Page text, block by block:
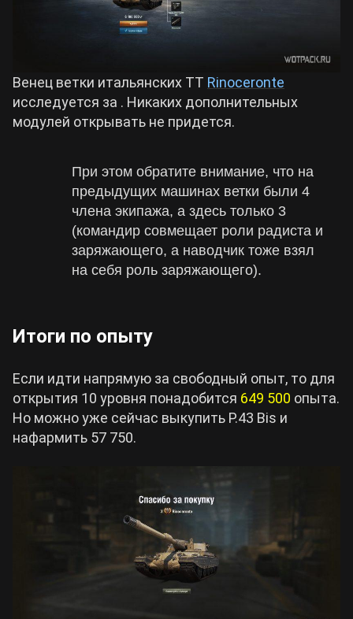
Венец ветки итальянских ТТ Rinoceronte
исследуется за . Никаких дополнительных
модулей открывать не придется.
При этом обратите внимание, что на
предыдущих машинах ветки были 4
члена экипажа, а здесь только 3
(командир совмещает роли радиста и
заряжающего, а наводчик тоже взял
на себя роль заряжающего).
Итоги по опыту
Если идти напрямую за свободный опыт, то для
открытия 10 уровня понадобится 649 500 опыта.
Но можно уже сейчас выкупить P.43 Bis и
нафармить 57 750.